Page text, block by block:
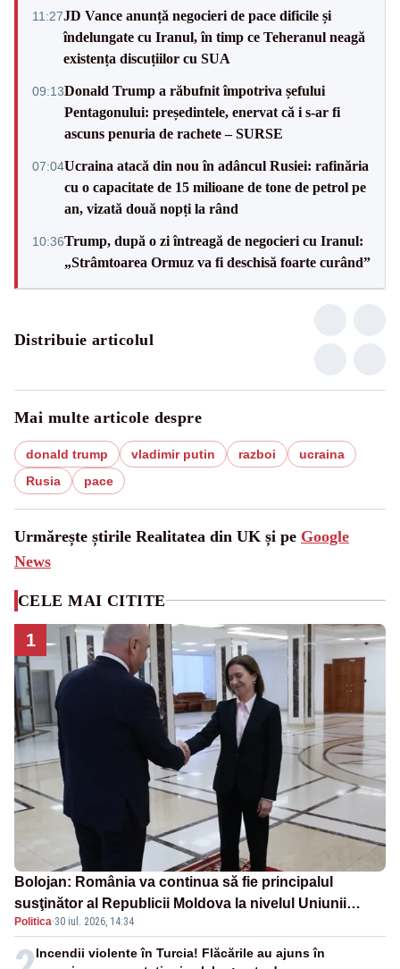
11:27JD Vance anunță negocieri de pace dificile și
îndelungate cu Iranul, în timp ce Teheranul neagă
existența discuțiilor cu SUA
09:13Donald Trump a răbufnit împotriva șefului
Pentagonului: președintele, enervat că i s-ar fi
ascuns penuria de rachete – SURSE
07:04Ucraina atacă din nou în adâncul Rusiei: rafinăria
cu o capacitate de 15 milioane de tone de petrol pe
an, vizată două nopți la rând
10:36Trump, după o zi întreagă de negocieri cu Iranul:
„Strâmtoarea Ormuz va fi deschisă foarte curând”
Distribuie articolul
Mai multe articole despre
donald trump vladimir putin razboi
ucraina
Rusia
pace
Urmărește știrile Realitatea din UK și pe Google
News
CELE MAI CITITE
1
Bolojan: România va continua să fie principalul
susţinător al Republicii Moldova la nivelul Uniunii
Europene
Politica·30 iul. 2026, 14:34
Incendii violente în Turcia! Flăcările au ajuns în